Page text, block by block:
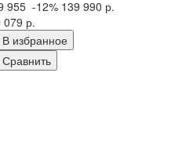
955 -12% 139 990 р.
079 р.
В избранное
Сравнить